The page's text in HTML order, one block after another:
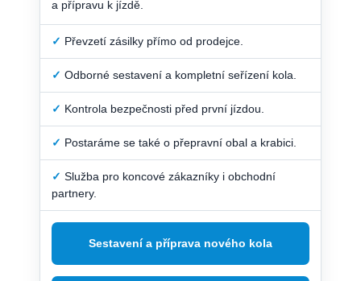
a přípravu k jízdě.
✓ Převzetí zásilky přímo od prodejce.
✓ Odborné sestavení a kompletní seřízení kola.
✓ Kontrola bezpečnosti před první jízdou.
✓ Postaráme se také o přepravní obal a krabici.
✓ Služba pro koncové zákazníky i obchodní
partnery.
Sestavení a příprava nového kola